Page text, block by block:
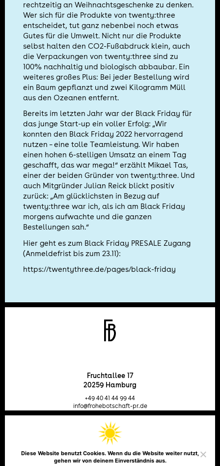
rechtzeitig an Weihnachtsgeschenke zu denken.
Wer sich für die Produkte von twenty:three
entscheidet, tut ganz nebenbei noch etwas
Gutes für die Umwelt. Nicht nur die Produkte
selbst halten den CO2-Fußabdruck klein, auch
die Verpackungen von twenty:three sind zu
100% nachhaltig und biologisch abbaubar. Ein
weiteres großes Plus: Bei jeder Bestellung wird
ein Baum gepflanzt und zwei Kilogramm Müll
aus den Ozeanen entfernt.
Bereits im letzten Jahr war der Black Friday für
das junge Start-up ein voller Erfolg: „Wir
konnten den Black Friday 2022 hervorragend
nutzen – eine tolle Teamleistung. Wir haben
einen hohen 6-stelligen Umsatz an einem Tag
geschafft, das war mega!“ erzählt Mikael Tas,
einer der beiden Gründer von twenty:three. Und
auch Mitgründer Julian Reick blickt positiv
zurück: „Am glücklichsten in Bezug auf
twenty:three war ich, als ich am Black Friday
morgens aufwachte und die ganzen
Bestellungen sah.“
Hier geht es zum Black Friday PRESALE Zugang
(Anmeldefrist bis zum 23.11):
https://twentythree.de/pages/black-friday
Fruchtallee 17
20259 Hamburg
+49 40 41 44 99 44
info@frohebotschaft-pr.de
Email Instagram
Impressum Datenschutz
Diese Website benutzt Cookies. Wenn du die Website weiter nutzt,
gehen wir von deinem Einverständnis aus.